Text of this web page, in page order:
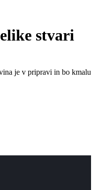
stvari
je v pripravi in ​​bo kmalu